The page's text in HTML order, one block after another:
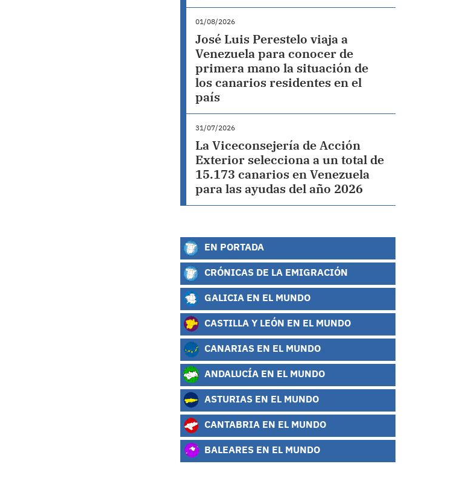
01/08/2026
José Luis Perestelo viaja a
Venezuela para conocer de
primera mano la situación de
los canarios residentes en el
país
31/07/2026
La Viceconsejería de Acción
Exterior selecciona a un total de
15.173 canarios en Venezuela
para las ayudas del año 2026
EN PORTADA
CRÓNICAS DE LA EMIGRACIÓN
GALICIA EN EL MUNDO
CASTILLA Y LEÓN EN EL MUNDO
CANARIAS EN EL MUNDO
ANDALUCÍA EN EL MUNDO
ASTURIAS EN EL MUNDO
CANTABRIA EN EL MUNDO
BALEARES EN EL MUNDO